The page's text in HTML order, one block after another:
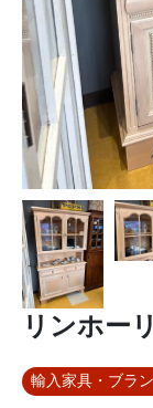
リンホー
輸入家具・ブラ